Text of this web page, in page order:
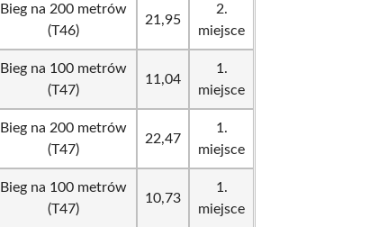
Bieg na 200 metrów
(T46)
21,95
2.
miejsce
Bieg na 100 metrów
(T47)
11,04
1.
miejsce
Bieg na 200 metrów
(T47)
22,47
1.
miejsce
Bieg na 100 metrów
(T47)
10,73
1.
miejsce